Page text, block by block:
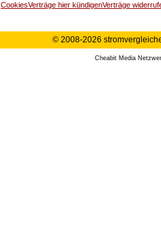
CookiesVerträge hier kündigenVerträge
© 2008-2026
Cheabit Media